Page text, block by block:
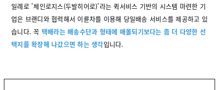
일례로 '체인로지스(두발히어로)'라는 퀵서비스 기반의 시스템 마련한 기
업은 브랜디와 협력해서 이륜차를 이용해 당일배송 서비스를 제공하고 있
습니다. 꼭 택배라는 배송수단과 형태에 매몰되기보다는 좀 더 다양한 선
택지를 확장해 나갔으면 하는 생각입니다.